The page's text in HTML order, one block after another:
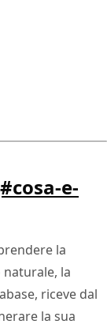
e-
la
la
riceve dal
la sua